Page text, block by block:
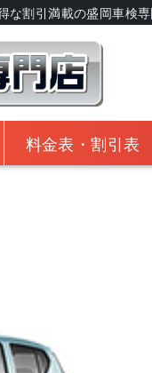
割引満載の盛岡車検
料金表・割引表